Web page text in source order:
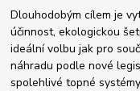
Dlouhodobým cílem je
účinnost, ekologickou
ideální volbu jak pro
náhradu podle nové
spolehlivé topné